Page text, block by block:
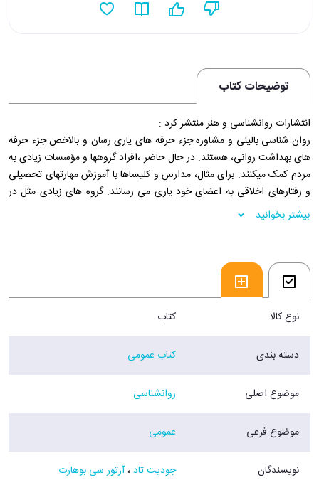
توضیحات کتاب
انتشارات روانشناسی و هنر منتشر کرد :
روان شناسی بالینی و مشاوره جزء حرفه های یاری رسان و بالاخص جزء حرفه
های بهداشت روانی، هستند. در حال حاضر ،افراد گروهها و مؤسسات زیادی به
مردم کمک میکنند. برای مثال، مدارس و کلیساها با آموزش مهارتهای تحصیلی
و رفتارهای اخلاقی به اعضای خود یاری می رسانند. گروه های زیادی مثل در
مانگاههای کاهش وزن و سمینارهای مشهور و ثروتمند شدن نیز دنبال تغییر
رفتار مردم هستند. در روشهای مشاوره و روان درمانی از فنون مختلفی مثل
و تفسیر چون به مسیح اعتقاد نداری احساس پوچی میکنی»؛ به این دلیل
ثروتمند نمی شوی که عمیقا فکر میکنی لیاقت آن را نداری» استفاده میشود.
اگر چه روان شناسی بالینی و مشاوره با سایر رشته های یاری رسان در یک
قالب اجتماعی می گنجند اما از جهاتی با آنها تفاوت دارند.
فروشگاه اینترنتی 30بوک
بیشتر بخوانید
نوع کالا کتاب
دسته بندی کتاب عمومی
موضوع اصلی روانشناسی
موضوع فرعی عمومی
نویسندگان جودیت تاد،آرتور سی بوهارت